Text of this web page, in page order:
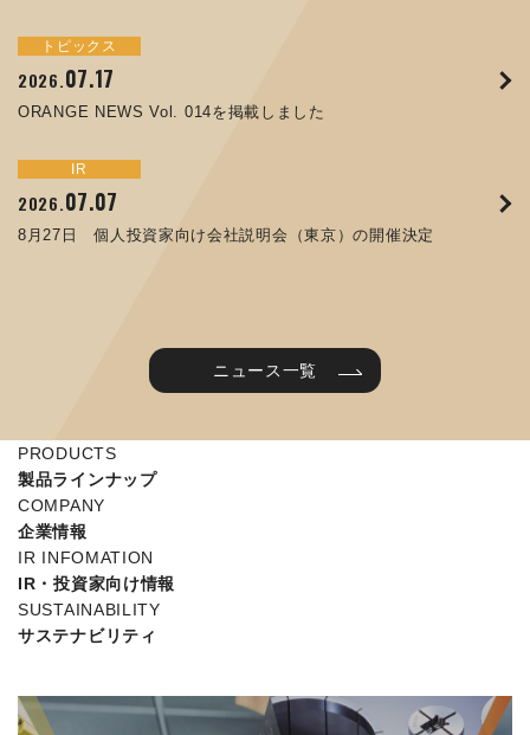
トピックス
2026.07.17
ORANGE NEWS Vol. 014を掲載しました
IR
2026.07.07
8月27日 個人投資家向け会社説明会（東京）の開催決定
お知らせ
2025.05.29
コラムを更新しました：MEX金沢2025(第61回機械工業見本
お知らせ
2025.05.15
2025.09.10
ORANGE NEWS Vol. 011を掲載しました
2025.07.31
ORANGE NEWS Vol. 010を掲載しました
2024.09.26
JIMTOF2024 出展のご案内 ※終了しました
2024.05.13
MEX金沢2024 学生向け会社説明コーナー予約のご案内 ※
終了しました
IR
2026.06.26
第65回定時株主総会のご報告を掲載しました
IR
2026.06.25
譲渡制限付株式報酬としての自己株式の処分に関するお知ら
サステナビリティ
2025.12.09
令和７年度石川県ワークライフバランス企業知事表彰「優良
サステナビリティ
2025.12.04
ニュース一覧
PRODUCTS
製品ラインナップ
COMPANY
企業情報
IR INFOMATION
IR・投資家向け情報
SUSTAINABILITY
サステナビリティ